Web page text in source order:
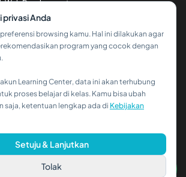
Hi!👋
Kalau kamu butuh bantuan,
Web Development
Dibimbing. All Rights Reserved
privasi Anda
browsing kamu. Hal ini dilakukan agar
program yang cocok dengan
Learning Center, data ini akan terhubung
proses belajar di kelas. Kamu bisa ubah
saja, ketentuan lengkap ada di Kebijakan
Tolak
Setuju & Lanjutkan